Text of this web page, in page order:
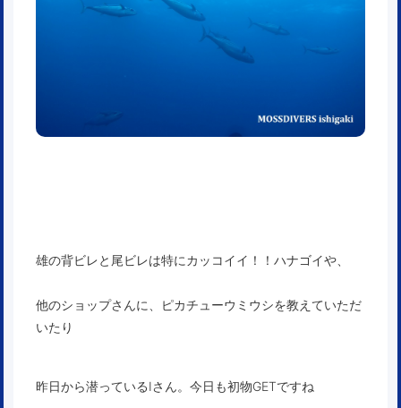
雄の背ビレと尾ビレは特にカッコイイ！！ハナゴイや、
他のショップさんに、ピカチューウミウシを教えていただ
いたり
昨日から潜っているIさん。今日も初物GETですね